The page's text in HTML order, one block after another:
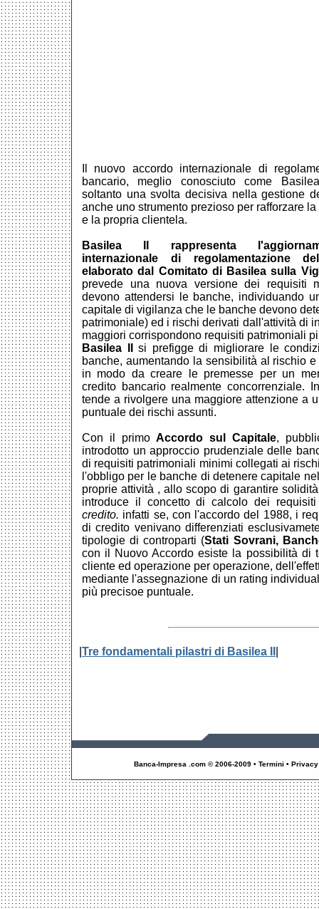
Il nuovo accordo internazionale di
bancario, meglio conosciuto come
soltanto una svolta decisiva nella gestione
anche uno strumento prezioso per rafforzare
e la propria clientela.
Basilea II rappresenta
internazionale di regolamentazione
elaborato dal Comitato di Basilea sulla
prevede una nuova versione dei requisiti
devono attendersi le banche, individuando
capitale di vigilanza che le banche devono
patrimoniale) ed i rischi derivati dall'attività di
maggiori corrispondono requisiti patrimoniali
Basilea IIsi prefigge di migliorare le
banche, aumentando la sensibilità al rischio
in modo da creare le premesse per un
credito bancario realmente concorrenziale.
tende a rivolgere una maggiore attenzione a
puntuale dei rischi assunti.
Con il primo Accordo sul Capitale,
introdotto un approccio prudenziale delle
di requisiti patrimoniali minimi collegati ai
l'obbligo per le banche di detenere capitale
proprie attività , allo scopo di garantire
introduce il concetto di calcolo dei
credito. infatti se, con l'accordo del 1988, i
di credito venivano differenziati
tipologie di controparti (Stati Sovrani,
con il Nuovo Accordo esiste la possibilità di
cliente ed operazione per operazione,
mediante l'assegnazione di un rating
più precisoe puntuale.
Tre fondamentali pilastri di Basilea II
Banca-Impresa .com © 2006-2009 • Termini •